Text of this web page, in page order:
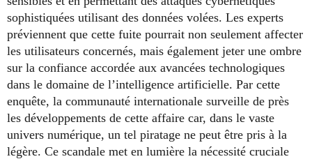
sophistiquées utilisant des données volées. Les experts
préviennent que cette fuite pourrait non seulement affecter
les utilisateurs concernés, mais également jeter une ombre
sur la confiance accordée aux avancées technologiques
dans le domaine de l’intelligence artificielle. Par cette
enquête, la communauté internationale surveille de près
les développements de cette affaire car, dans le vaste
univers numérique, un tel piratage ne peut être pris à la
légère. Ce scandale met en lumière la nécessité cruciale